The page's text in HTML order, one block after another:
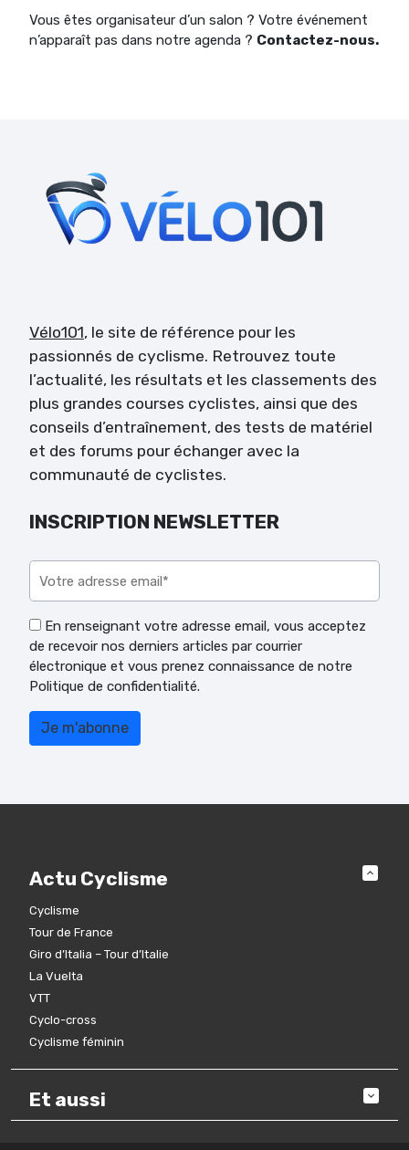
Vous êtes organisateur d’un salon ? Votre événement
n’apparaît pas dans notre agenda ? Contactez-nous.
Vélo101, le site de référence pour les
passionnés de cyclisme. Retrouvez toute
l’actualité, les résultats et les classements des
plus grandes courses cyclistes, ainsi que des
conseils d’entraînement, des tests de matériel
et des forums pour échanger avec la
communauté de cyclistes.
INSCRIPTION NEWSLETTER
En renseignant votre adresse email, vous acceptez
de recevoir nos derniers articles par courrier
électronique et vous prenez connaissance de notre
Politique de confidentialité.
Actu Cyclisme
Cyclisme
Tour de France
Giro d’Italia – Tour d’Italie
La Vuelta
VTT
Cyclo-cross
Cyclisme féminin
Et aussi